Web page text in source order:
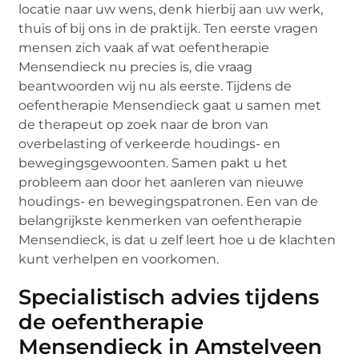
locatie naar uw wens, denk hierbij aan uw werk,
thuis of bij ons in de praktijk. Ten eerste vragen
mensen zich vaak af wat oefentherapie
Mensendieck nu precies is, die vraag
beantwoorden wij nu als eerste. Tijdens de
oefentherapie Mensendieck gaat u samen met
de therapeut op zoek naar de bron van
overbelasting of verkeerde houdings- en
bewegingsgewoonten. Samen pakt u het
probleem aan door het aanleren van nieuwe
houdings- en bewegingspatronen. Een van de
belangrijkste kenmerken van oefentherapie
Mensendieck, is dat u zelf leert hoe u de klachten
kunt verhelpen en voorkomen.
Specialistisch advies tijdens
de oefentherapie
Mensendieck in Amstelveen